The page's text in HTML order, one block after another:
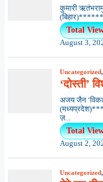
कुमारी
Total
August 3,
Uncategorized
‘दोस्ती’
अजय जैन
ज़...
Total
August 2,
Uncategorized